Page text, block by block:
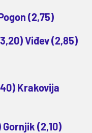
(2,75)
Viđev (2,85)
Krakovija
(2,10)